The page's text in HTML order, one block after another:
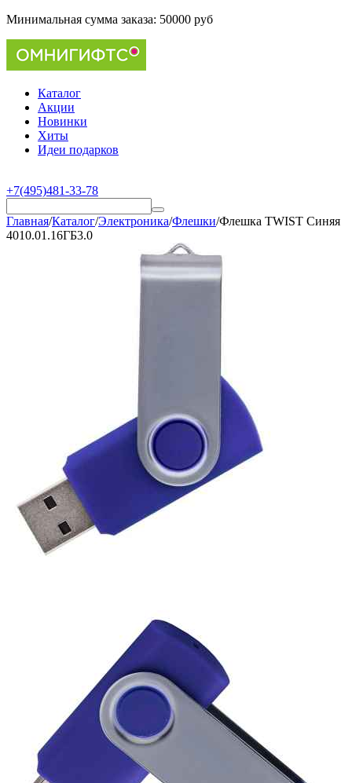
Минимальная сумма заказа: 50000 руб
Каталог
Акции
Новинки
Хиты
Идеи подарков
+7(495)481-33-78
Главная/Каталог/Электроника/Флешки/Флешка TWIST Синяя
4010.01.16ГБ3.0